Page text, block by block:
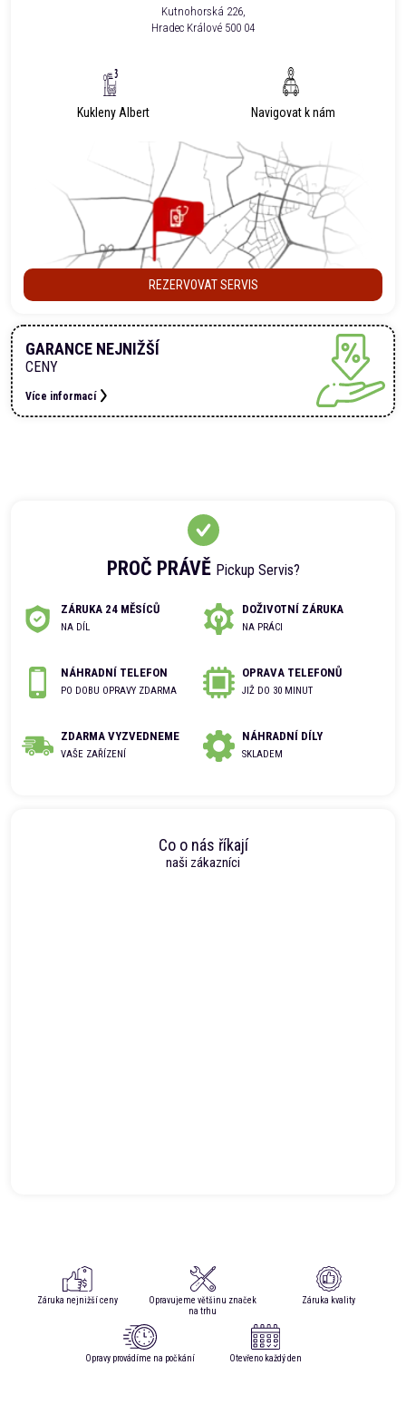
PROČ PRÁVĚ Pickup Servis?
ZÁRUKA 24 MĚSÍCŮ
NA DÍL
DOŽIVOTNÍ ZÁRUKA
NA PRÁCI
NÁHRADNÍ TELEFON
PO DOBU OPRAVY ZDARMA
OPRAVA TELEFONŮ
JIŽ DO 30 MINUT
ZDARMA VYZVEDNEME
VAŠE ZAŘÍZENÍ
NÁHRADNÍ DÍLY
SKLADEM
Co o nás říkají
naši zákazníci
Kutnohorská 226,
Hradec Králové 500 04
Kukleny Albert Navigovat k nám
REZERVOVAT SERVIS
GARANCE NEJNIŽŠÍ
CENY
Více informací
Záruka nejnižší ceny
Opravujeme většinu značek
na trhu
Záruka kvality
Opravy provádíme na počkání Otevřeno každý den